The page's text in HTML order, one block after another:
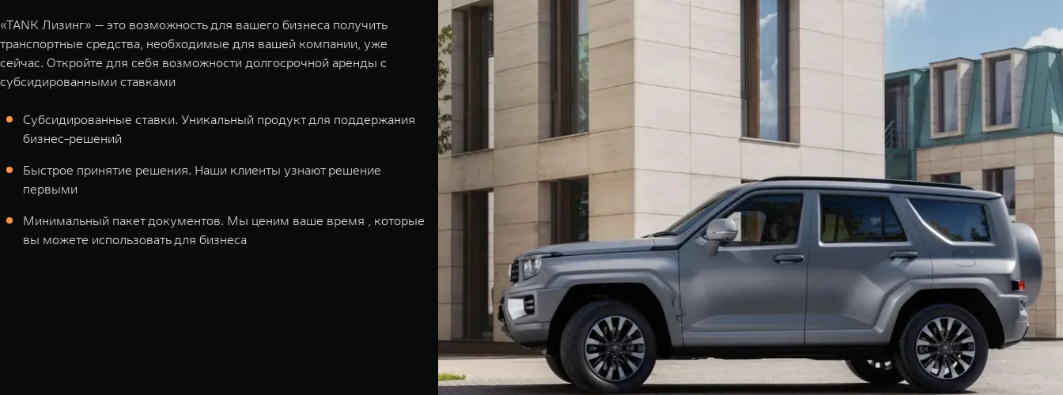
«TANK Лизинг» — это возможность для вашего бизнеса получить
транспортные средства, необходимые для вашей компании, уже
сейчас. Откройте для себя возможности долгосрочной аренды с
субсидированными ставками
Cубсидированные ставки. Уникальный продукт для поддержания
бизнес-решений
Быстрое принятие решения. Наши клиенты узнают решение
первыми
Минимальный пакет документов. Мы ценим ваше время , которые
вы можете использовать для бизнеса